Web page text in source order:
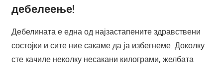
дебелеење!
Дебелината е една од најзастапените здравствени
состојки и сите ние сакаме да ја избегнеме. Доколку
сте качиле неколку несакани килограми, желбата